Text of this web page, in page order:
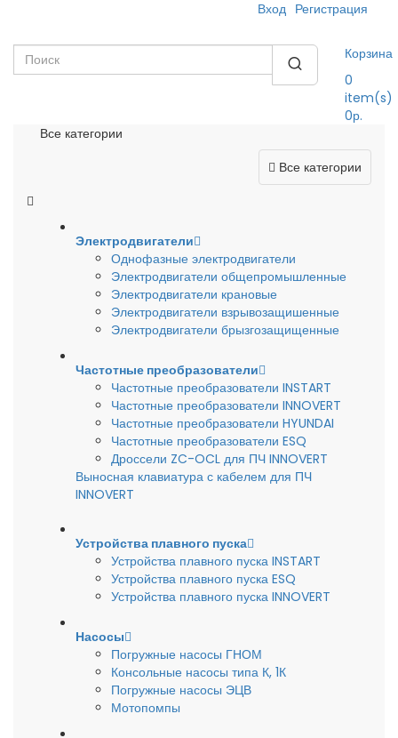
Вход Регистрация
Корзина
0
item(s)
0р.
Все категории
Все категории
Электродвигатели
Однофазные электродвигатели
Электродвигатели общепромышленные
Электродвигатели крановые
Электродвигатели взрывозащишенные
Электродвигатели брызгозащищенные
Частотные преобразователи
Частотные преобразователи INSTART
Частотные преобразователи INNOVERT
Частотные преобразователи HYUNDAI
Частотные преобразователи ESQ
Дроссели ZC-OCL для ПЧ INNOVERT
Выносная клавиатура с кабелем для ПЧ
INNOVERT
Устройства плавного пуска
Устройства плавного пуска INSTART
Устройства плавного пуска ESQ
Устройства плавного пуска INNOVERT
Насосы
Погружные насосы ГНОМ
Консольные насосы типа К, 1К
Погружные насосы ЭЦВ
Мотопомпы